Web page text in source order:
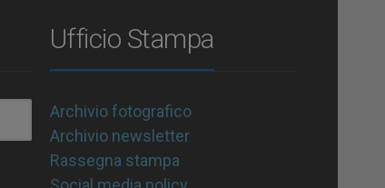
Ufficio Stampa
Archivio fotografico
Archivio newsletter
Rassegna stampa